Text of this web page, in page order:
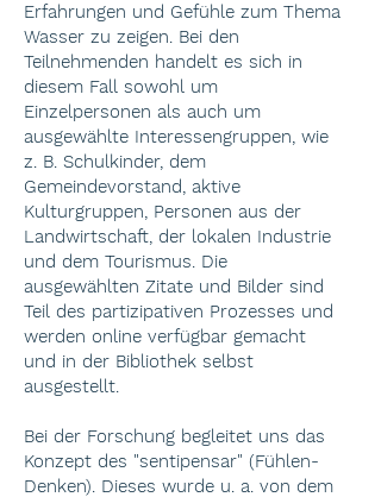
Erfahrungen und Gefühle zum Thema
Wasser zu zeigen. Bei den
Teilnehmenden handelt es sich in
diesem Fall sowohl um
Einzelpersonen als auch um
ausgewählte Interessengruppen, wie
z. B. Schulkinder, dem
Gemeindevorstand, aktive
Kulturgruppen, Personen aus der
Landwirtschaft, der lokalen Industrie
und dem Tourismus. Die
ausgewählten Zitate und Bilder sind
Teil des partizipativen Prozesses und
werden online verfügbar gemacht
und in der Bibliothek selbst
ausgestellt.
Bei der Forschung begleitet uns das
Konzept des "sentipensar" (Fühlen-
Denken). Dieses wurde u. a. von dem